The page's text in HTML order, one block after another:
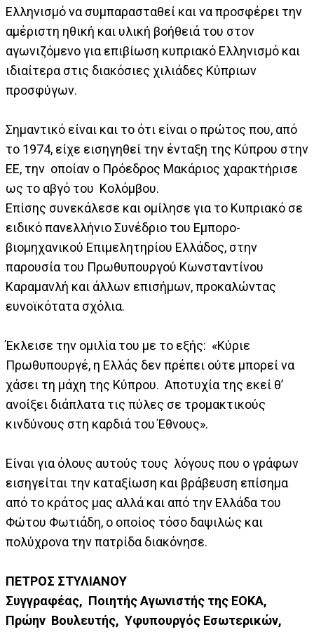
Ελληνισμό να συμπαρασταθεί και να προσφέρει την
αμέριστη ηθική και υλική βοήθειά του στον
αγωνιζόμενο για επιβίωση κυπριακό Ελληνισμό και
ιδιαίτερα στις διακόσιες χιλιάδες Κύπριων
προσφύγων.
Σημαντικό είναι και το ότι είναι ο πρώτος που, από
το 1974, είχε εισηγηθεί την ένταξη της Κύπρου στην
ΕΕ, την οποίαν ο Πρόεδρος Μακάριος χαρακτήρισε
ως το αβγό του Κολόμβου.
Επίσης συνεκάλεσε και ομίλησε για το Κυπριακό σε
ειδικό πανελλήνιο Συνέδριο του Εμπορο-
βιομηχανικού Επιμελητηρίου Ελλάδος, στην
παρουσία του Πρωθυπουργού Κωνσταντίνου
Καραμανλή και άλλων επισήμων, προκαλώντας
ευνοϊκότατα σχόλια.
Έκλεισε την ομιλία του με το εξής: «Κύριε
Πρωθυπουργέ, η Ελλάς δεν πρέπει ούτε μπορεί να
χάσει τη μάχη της Κύπρου. Αποτυχία της εκεί θ’
ανοίξει διάπλατα τις πύλες σε τρομακτικούς
κινδύνους στη καρδιά του Έθνους».
Είναι για όλους αυτούς τους λόγους που ο γράφων
εισηγείται την καταξίωση και βράβευση επίσημα
από το κράτος μας αλλά και από την Ελλάδα του
Φώτου Φωτιάδη, ο οποίος τόσο δαψιλώς και
πολύχρονα την πατρίδα διακόνησε.
ΠΕΤΡΟΣ ΣΤΥΛΙΑΝΟΥ
Συγγραφέας, Ποιητής Αγωνιστής της ΕΟΚΑ,
Πρώην Βουλευτής, Υφυπουργός Εσωτερικών,